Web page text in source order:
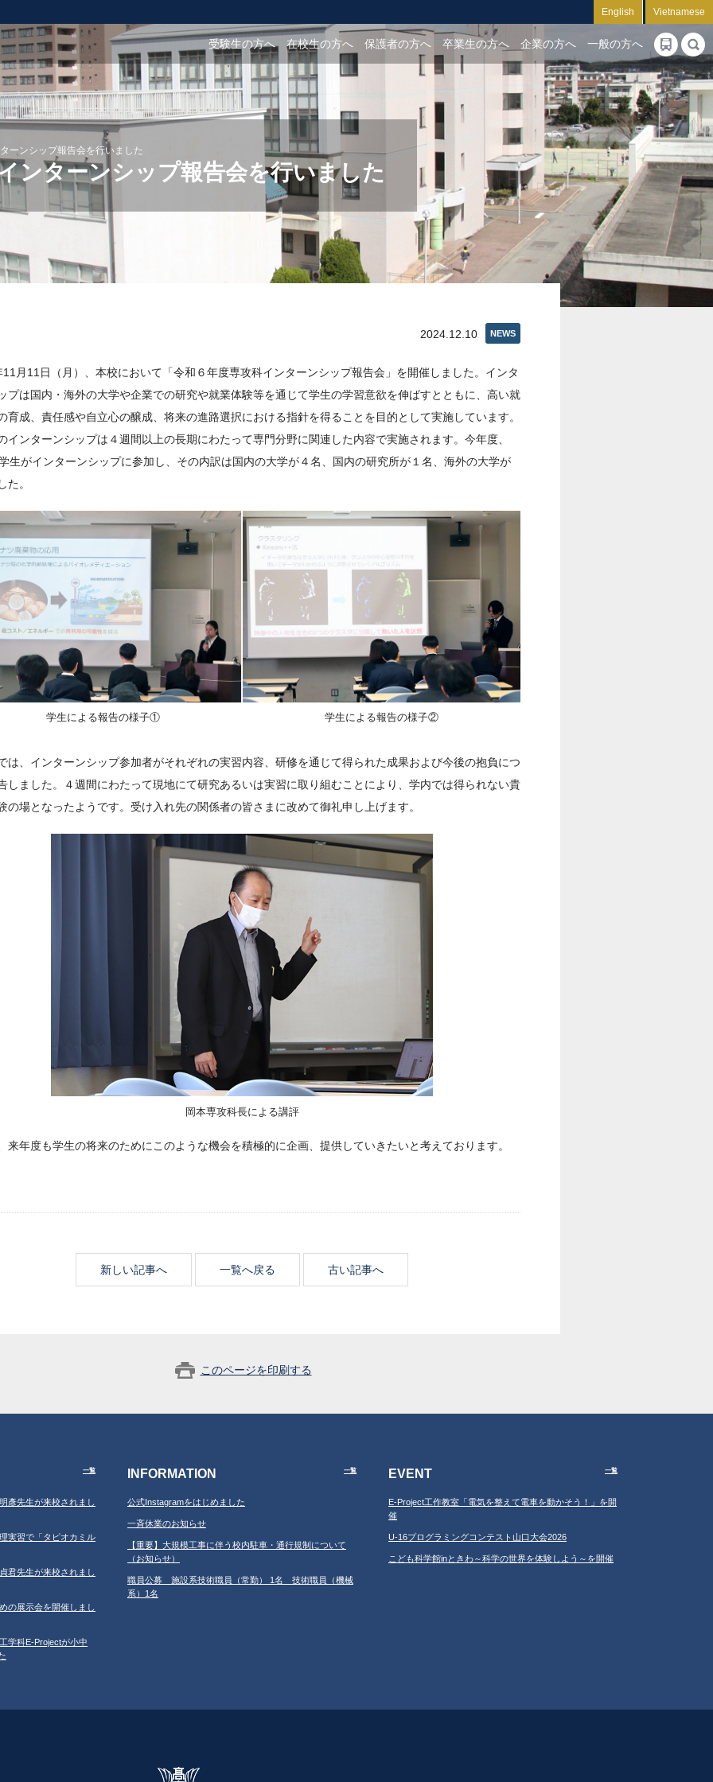
English Vietnamese
受験生の方へ 在校生の方へ 保護者の方へ 卒業生の方へ 企業の方へ 一般の方へ
ーンシップ報告会を行いました
ンターンシップ報告会を行いました
NEWS
2024.12.10
11月11日（月）、本校において「令和６年度専攻科インターンシップ報告会」を開催しました。インタ
プは国内・海外の大学や企業での研究や就業体験等を通じて学生の学習意欲を伸ばすとともに、高い就
育成、責任感や自立心の醸成、将来の進路選択における指針を得ることを目的として実施しています。
インターンシップは４週間以上の長期にわたって専門分野に関連した内容で実施されます。今年度、
生がインターンシップに参加し、その内訳は国内の大学が４名、国内の研究所が１名、海外の大学が
た。
学生による報告の様子① 学生による報告の様子②
は、インターンシップ参加者がそれぞれの実習内容、研修を通じて得られた成果および今後の抱負につ
しました。４週間にわたって現地にて研究あるいは実習に取り組むことにより、学内では得られない貴
の場となったようです。受け入れ先の関係者の皆さまに改めて御礼申し上げます。
岡本専攻科長による講評
来年度も学生の将来のためにこのような機会を積極的に企画、提供していきたいと考えております。
新しい記事へ 一覧へ戻る 古い記事へ
このページを印刷する
一覧
彥先生が来校されまし
実習で「タピオカミル
君先生が来校されまし
の展示会を開催しまし
学科E-Projectが小中
INFORMATION 一覧
公式Instagramをはじめました
一斉休業のお知らせ
【重要】大規模工事に伴う校内駐車・通行規制について
（お知らせ）
職員公募 施設系技術職員（常勤） 1名 技術職員（機械
系）1名
EVENT 一覧
E-Project工作教室「電気を整えて電車を動かそう！」を開
催
U-16プログラミングコンテスト山口大会2026
こども科学館inときわ～科学の世界を体験しよう～を開催